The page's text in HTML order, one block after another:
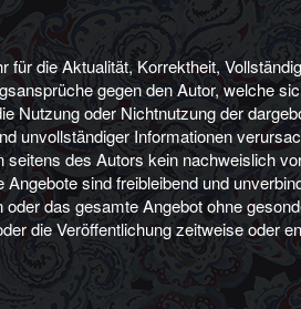
für die Aktualität, Korrektheit,
gegen den Autor, welche
Nutzung oder Nichtnutzung der
unvollständiger Informationen
des Autors kein nachweislich
sind freibleibend und
das gesamte Angebot ohne
die Veröffentlichung zeitweise oder